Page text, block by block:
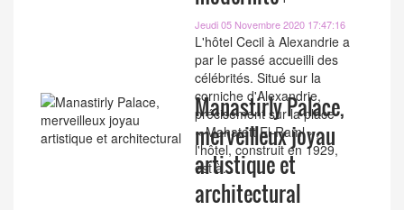
Jeudi 05 Novembre 2020 17:47:16
L'hôtel Cecil à Alexandrie a
par le passé accueilli des
célébrités. Situé sur la
corniche d'Alexandrie,
précisément sur la place
« Mahatett El-Raml »,
l'hôtel, construit en 1929,
est à...
Manastirly Palace,
merveilleux joyau
artistique et
architectural